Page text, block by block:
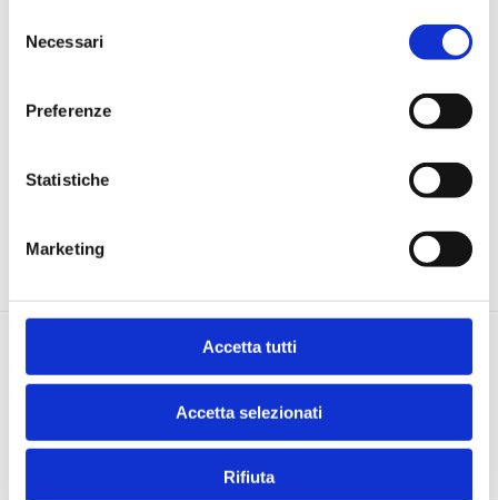
delNecessari
Preferenze
Statistiche
Marketing
Accetta tutti
Accetta selezionati
Rifiuta
persone e dura una giornata. Il personale comunale
illustrerà le esperienze maturate, offrendo strumenti pratici
N.B. Le date segnalate sono indicative. Le date definitive
TARI
Documenti e atti
DETTAGLIO